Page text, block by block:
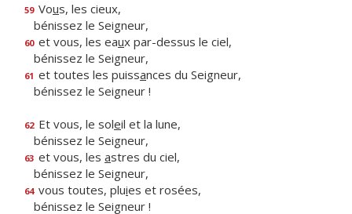
59 Vous, les cieux,
bénissez le Seigneur,
60 et vous, les eaux par-dessus le ciel,
bénissez le Seigneur,
61 et toutes les puissances du Seigneur,
bénissez le Seigneur !
62 Et vous, le soleil et la lune,
bénissez le Seigneur,
63 et vous, les astres du ciel,
bénissez le Seigneur,
64 vous toutes, pluies et rosées,
bénissez le Seigneur !